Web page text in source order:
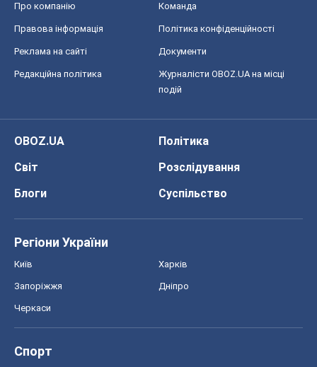
Про компанію Команда
Правова інформація Політика конфіденційності
Реклама на сайті Документи
Редакційна політика
Журналісти OBOZ.UA на місці
подій
OBOZ.UA
Політика
Світ
Розслідування
Блоги
Суспільство
Регіони України
Київ Харків
Запоріжжя Дніпро
Черкаси
Спорт